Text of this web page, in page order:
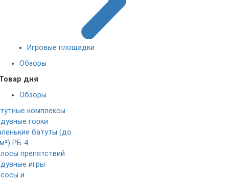
Игровые площадки
Обзоры
дня
Обзоры
комплексы
горки
батуты (до
РБ-4
препятствий
игры
и